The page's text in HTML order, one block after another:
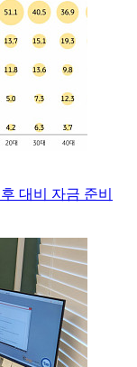
대비 자금 준비